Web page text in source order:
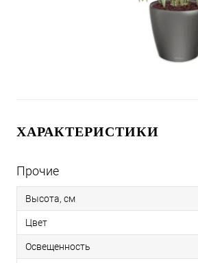
ХАРАКТЕРИСТИКИ
Прочие
Высота, см
Цвет
Освещенность